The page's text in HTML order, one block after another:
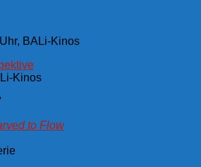
BALi-Kinos
Kinos
to Flow